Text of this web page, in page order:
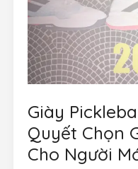
Giày
Quyết Chọn
Cho Người